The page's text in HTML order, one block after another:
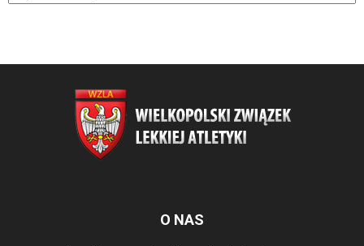
O NAS